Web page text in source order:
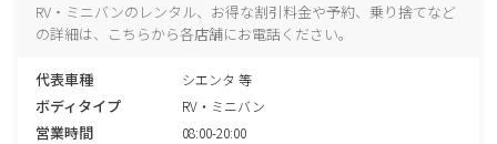
RV・ミニバンのレンタル、お得な割引料金や予約、乗り捨てなど
の詳細は、こちらから各店舗にお電話ください。
代表車種 シエンタ 等
ボディタイプ RV・ミニバン
営業時間 08:00-20:00